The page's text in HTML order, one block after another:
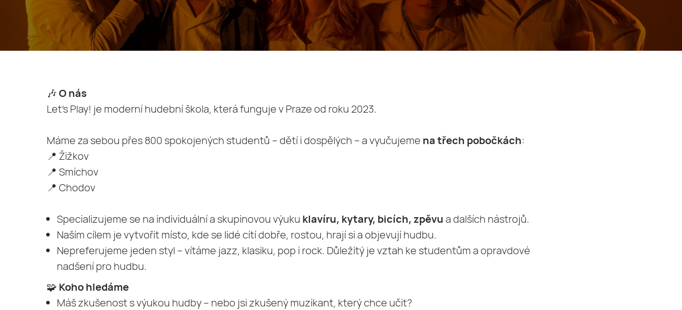
🎶O nás
Let's Play! je moderní hudební škola, která funguje v Praze od roku 2023.
Máme za sebou přes 800 spokojených studentů – dětí i dospělých – a vyučujeme na třech pobočkách:
📍 Žižkov
📍 Smíchov
📍 Chodov
Specializujeme se na individuální a skupinovou výuku klavíru, kytary, bicích, zpěvua dalších nástrojů.
Naším cílem je vytvořit místo, kde se lidé cítí dobře, rostou, hrají si a objevují hudbu.
Nepreferujeme jeden styl – vítáme jazz, klasiku, pop i rock. Důležitý je vztah ke studentům a opravdové
nadšení pro hudbu.
🧩 Koho hledáme
Máš zkušenost s výukou hudby – nebo jsi zkušený muzikant, který chce učit?